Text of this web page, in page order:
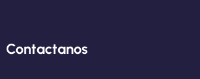
Contactanos